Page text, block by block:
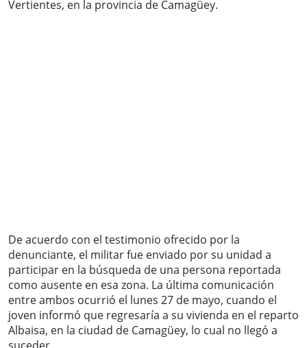
Vertientes, en la provincia de Camagüey.
De acuerdo con el testimonio ofrecido por la
denunciante, el militar fue enviado por su unidad a
participar en la búsqueda de una persona reportada
como ausente en esa zona. La última comunicación
entre ambos ocurrió el lunes 27 de mayo, cuando el
joven informó que regresaría a su vivienda en el reparto
Albaisa, en la ciudad de Camagüey, lo cual no llegó a